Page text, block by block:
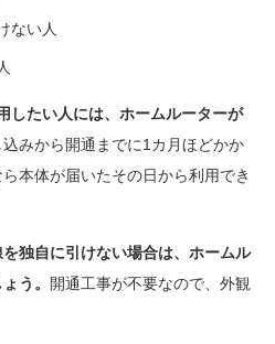
ない人
したい人には、ホームルーターが
みから開通までに1カ月ほどかか
本体が届いたその日から利用でき
独自に引けない場合は、ホームル
う。
開通工事が不要なので、外観